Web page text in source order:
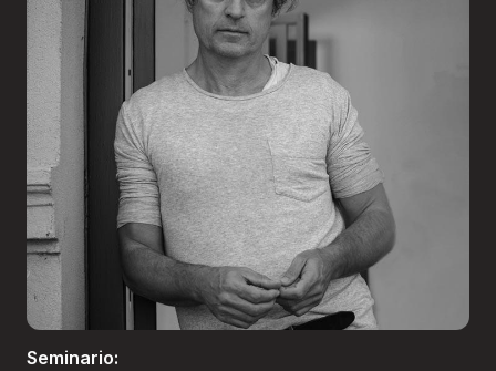
Inscribir
Boletería
Seminario: